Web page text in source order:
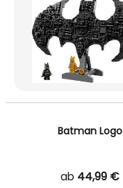
Batman Logo
ab 44,99 €